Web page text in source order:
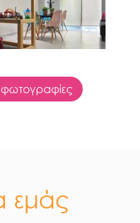
φωτογραφίες
εμάς